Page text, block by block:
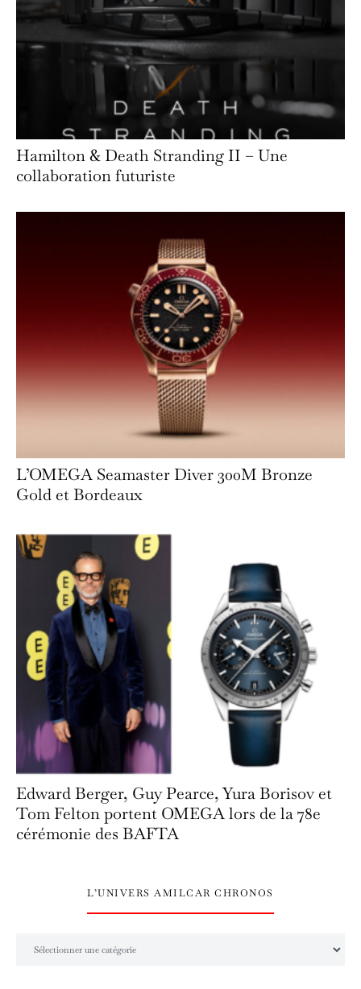
Hamilton & Death Stranding II – Une
collaboration futuriste
L’OMEGA Seamaster Diver 300M Bronze
Gold et Bordeaux
Edward Berger, Guy Pearce, Yura Borisov et
Tom Felton portent OMEGA lors de la 78e
cérémonie des BAFTA
L’UNIVERS AMILCAR CHRONOS